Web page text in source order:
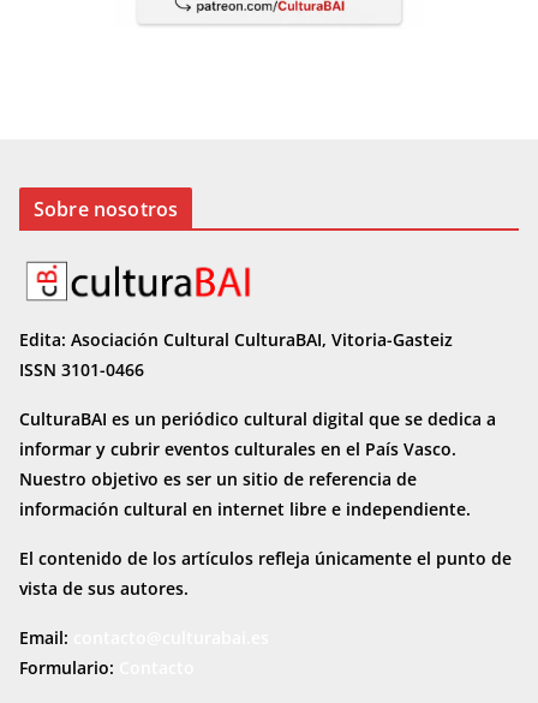
Sobre nosotros
Edita: Asociación Cultural CulturaBAI, Vitoria-Gasteiz
ISSN 3101-0466
CulturaBAI es un periódico cultural digital que se dedica a
informar y cubrir eventos culturales en el País Vasco.
Nuestro objetivo es ser un sitio de referencia de
información cultural en internet libre e independiente.
El contenido de los artículos refleja únicamente el punto de
vista de sus autores.
Email:
Formulario: